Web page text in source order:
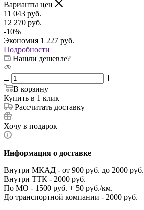
Варианты цен
11 043 руб.
12 270 руб.
-10%
Экономия 1 227 руб.
Подробности
Нашли дешевле?
В корзину
Купить в 1 клик
Рассчитать доставку
Хочу в подарок
Информация о доставке
Внутри МКАД - от 900 руб. до 2000 руб.
Внутри ТТК - 2000 руб.
По МО - 1500 руб. + 50 руб./км.
До транспортной компании - 2000 руб.